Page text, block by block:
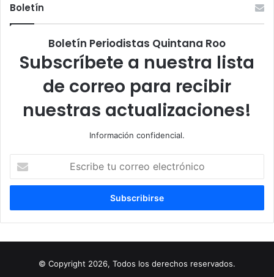
Boletín
Boletín Periodistas Quintana Roo
Subscríbete a nuestra lista
de correo para recibir
nuestras actualizaciones!
Información confidencial.
correo
© Copyright 2026, Todos los derechos reservados.